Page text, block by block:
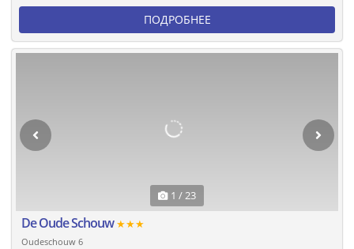
ПОДРОБНЕЕ
1 / 23
De Oude Schouw★★★
Oudeschouw 6